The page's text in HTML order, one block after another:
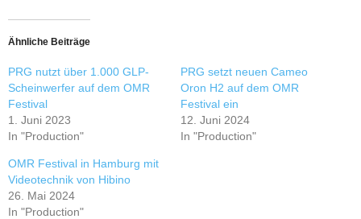
Ähnliche Beiträge
PRG nutzt über 1.000 GLP-
Scheinwerfer auf dem OMR
Festival
1. Juni 2023
In "Production"
PRG setzt neuen Cameo
Oron H2 auf dem OMR
Festival ein
12. Juni 2024
In "Production"
OMR Festival in Hamburg mit
Videotechnik von Hibino
26. Mai 2024
In "Production"